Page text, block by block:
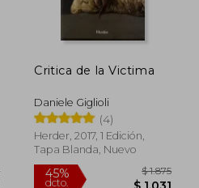
Critica de la Victima
Daniele Giglioli
(4)
Herder, 2017, 1 Edición,
Tapa Blanda, Nuevo